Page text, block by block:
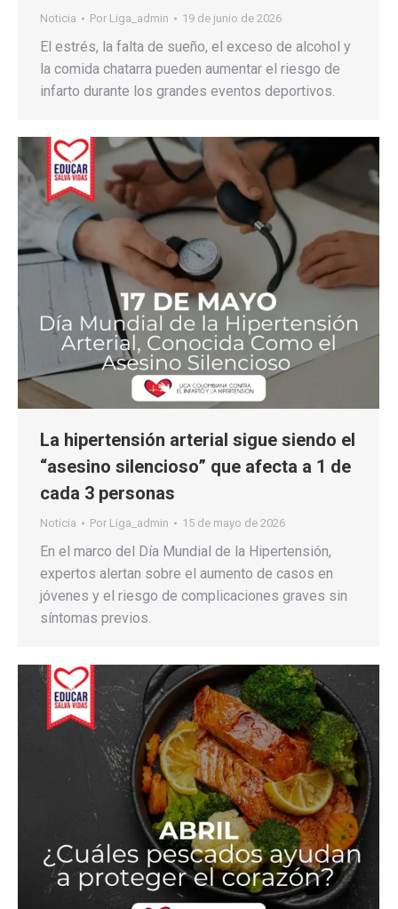
Noticia Por Liga_admin 19 de junio de 2026
El estrés, la falta de sueño, el exceso de alcohol y
la comida chatarra pueden aumentar el riesgo de
infarto durante los grandes eventos deportivos.
La hipertensión arterial sigue siendo el
“asesino silencioso” que afecta a 1 de
cada 3 personas
Noticia Por Liga_admin 15 de mayo de 2026
En el marco del Día Mundial de la Hipertensión,
expertos alertan sobre el aumento de casos en
jóvenes y el riesgo de complicaciones graves sin
síntomas previos.